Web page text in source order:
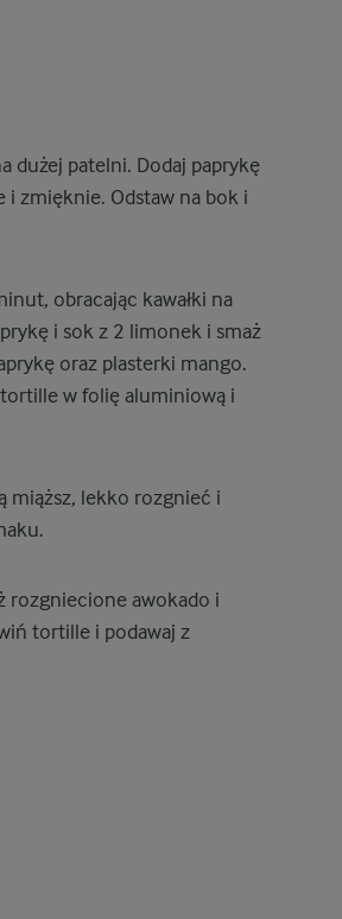
dużej patelni. Dodaj paprykę
i zmięknie. Odstaw na bok i
obracając kawałki na
i sok z 2 limonek i smaż
oraz plasterki mango.
tortille w folię aluminiową i
miąższ, lekko rozgnieć i
rozgniecione awokado i
tortille i podawaj z